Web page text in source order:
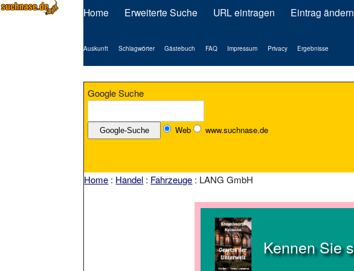
Home Erweiterte Suche URL eintragen Eintrag ändern
Auskunft Schlagwörter Gästebuch FAQ Impressum Privacy Ergebnisse
Google Suche
Web www.suchnase.de
Home : Handel : Fahrzeuge : LANG GmbH
Kennen Sie